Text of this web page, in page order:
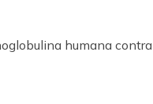
humana contra